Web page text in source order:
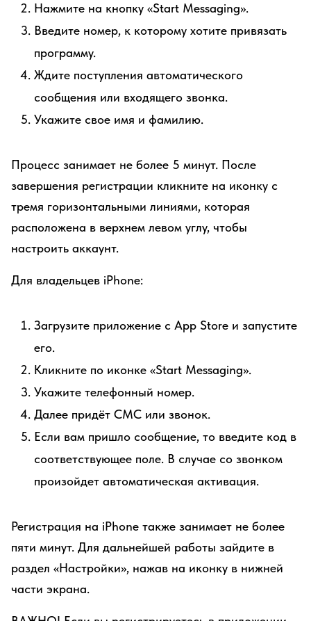
Нажмите на кнопку «Start Messaging».
Введите номер, к которому хотите привязать
программу.
Ждите поступления автоматического
сообщения или входящего звонка.
Укажите свое имя и фамилию.
Процесс занимает не более 5 минут. После
завершения регистрации кликните на иконку с
тремя горизонтальными линиями, которая
расположена в верхнем левом углу, чтобы
настроить аккаунт.
Для владельцев iPhone:
Загрузите приложение с App Store и запустите
его.
Кликните по иконке «Start Messaging».
Укажите телефонный номер.
Далее придёт СМС или звонок.
Если вам пришло сообщение, то введите код в
соответствующее поле. В случае со звонком
произойдет автоматическая активация.
Регистрация на iPhone также занимает не более
пяти минут. Для дальнейшей работы зайдите в
раздел «Настройки», нажав на иконку в нижней
части экрана.